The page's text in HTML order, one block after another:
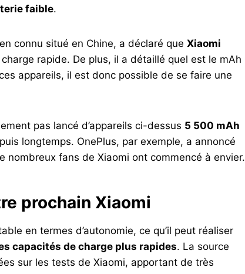
faible.
connu situé en Chine, a déclaré que Xiaomi
rapide. De plus, il a détaillé quel est le mAh
appareils, il est donc possible de se faire une
pas lancé d’appareils ci-dessus 5 500 mAh
longtemps. OnePlus, par exemple, a annoncé
nombreux fans de Xiaomi ont commencé à envier.
prochain Xiaomi
en termes d’autonomie, ce qu’il peut réaliser
capacités de charge plus rapides. La source
sur les tests de Xiaomi, apportant de très